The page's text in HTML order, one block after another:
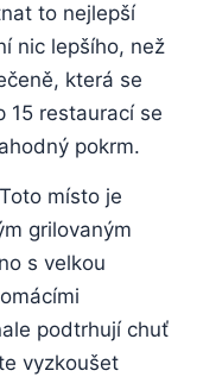
to nejlepší
nic lepšího,‌ než
která se
15 ⁣restaurací se
⁤pokrm.
místo je
grilovaným
s ​velkou
podtrhují ‌chuť
⁤vyzkoušet